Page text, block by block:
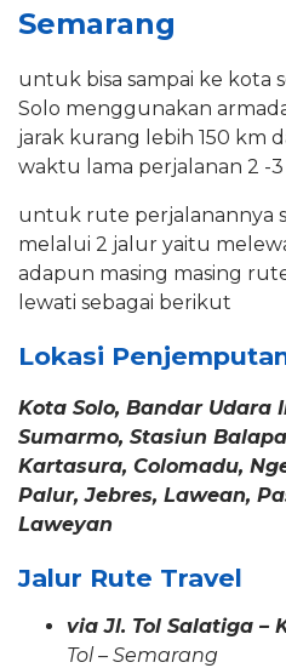
Semarang
untuk bisa sampai ke kota
Solo menggunakan
jarak kurang lebih 150 km
waktu lama perjalanan 2 -3
untuk rute perjalanannya
melalui 2 jalur yaitu
adapun masing masing
lewati sebagai berikut
Lokasi
Kota Solo, Bandar Udara
Sumarmo, Stasiun
Kartasura, Colomadu,
Palur, Jebres, Lawean,
Laweyan
Jalur Rute Travel
via Jl. Tol Salatiga –
Tol – Semarang